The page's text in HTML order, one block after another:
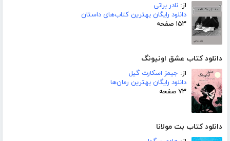
از: نادر براتی
دانلود رایگان بهترین کتاب‌های داستان
۱۵۳ صفحه
دانلود کتاب عشق اونیونگ
از: جیمز اسکارث گیل
دانلود رایگان بهترین رمان‌ها
۷۳ صفحه
دانلود کتاب بت مولانا